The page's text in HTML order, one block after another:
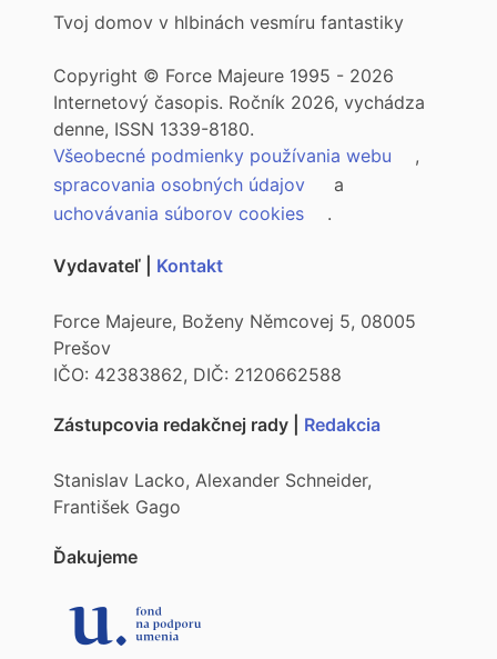
Tvoj domov v hlbinách vesmíru fantastiky
Copyright © Force Majeure 1995 - 2026
Internetový časopis. Ročník 2026, vychádza
denne, ISSN 1339-8180.
Všeobecné podmienky používania webu
,
spracovania osobných údajov
a
uchovávania súborov cookies
.
Vydavateľ | Kontakt
Force Majeure, Boženy Němcovej 5, 08005
Prešov
IČO: 42383862, DIČ: 2120662588
Zástupcovia redakčnej rady | Redakcia
Stanislav Lacko, Alexander Schneider,
František Gago
Ďakujeme